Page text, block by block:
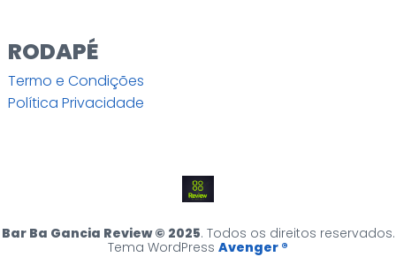
RODAPÉ
Termo e Condições
Política Privacidade
Bar Ba Gancia Review © 2025. Todos os direitos reservados.
Tema WordPress Avenger ®